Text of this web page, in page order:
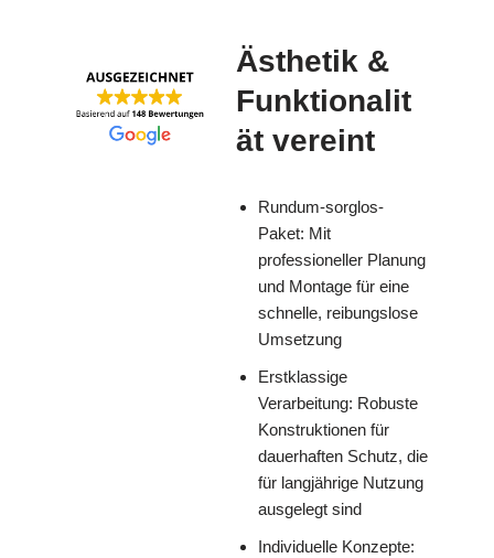
Ästhetik &
Funktionalit
ät vereint
Rundum-sorglos-
Paket: Mit
professioneller Planung
und Montage für eine
schnelle, reibungslose
Umsetzung
Erstklassige
Verarbeitung: Robuste
Konstruktionen für
dauerhaften Schutz, die
für langjährige Nutzung
ausgelegt sind
Individuelle Konzepte: